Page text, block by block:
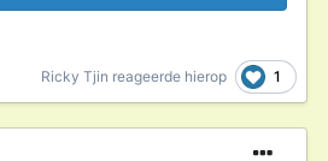
Ricky Tjin reageerde hierop 1